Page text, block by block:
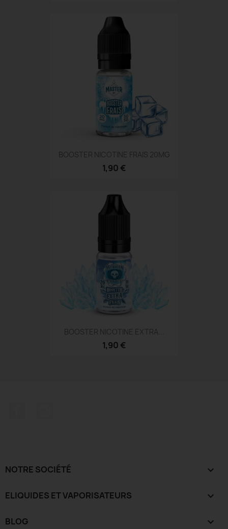
BOOSTER NICOTINE FRAIS 20MG
1,90 €
BOOSTER NICOTINE EXTRA...
1,90 €
NOTRE SOCIÉTÉ 
ELIQUIDES ET VAPORISATEURS 
BLOG 